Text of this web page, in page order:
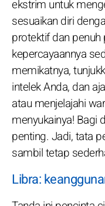
ekstrim untuk
sesuaikan diri
protektif dan penuh
kepercayaannya
memikatnya,
intelek Anda, dan
atau menjelajahi
menyukainya! Bagi
penting. Jadi, tata
sambil tetap
Libra: